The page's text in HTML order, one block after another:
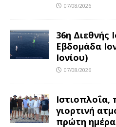
07/08/2026
36η Διεθνής
Εβδομάδα
Ιονίου)
07/08/2026
Ιστιοπλοΐα,
γιορτινή
πρώτη ημέρα